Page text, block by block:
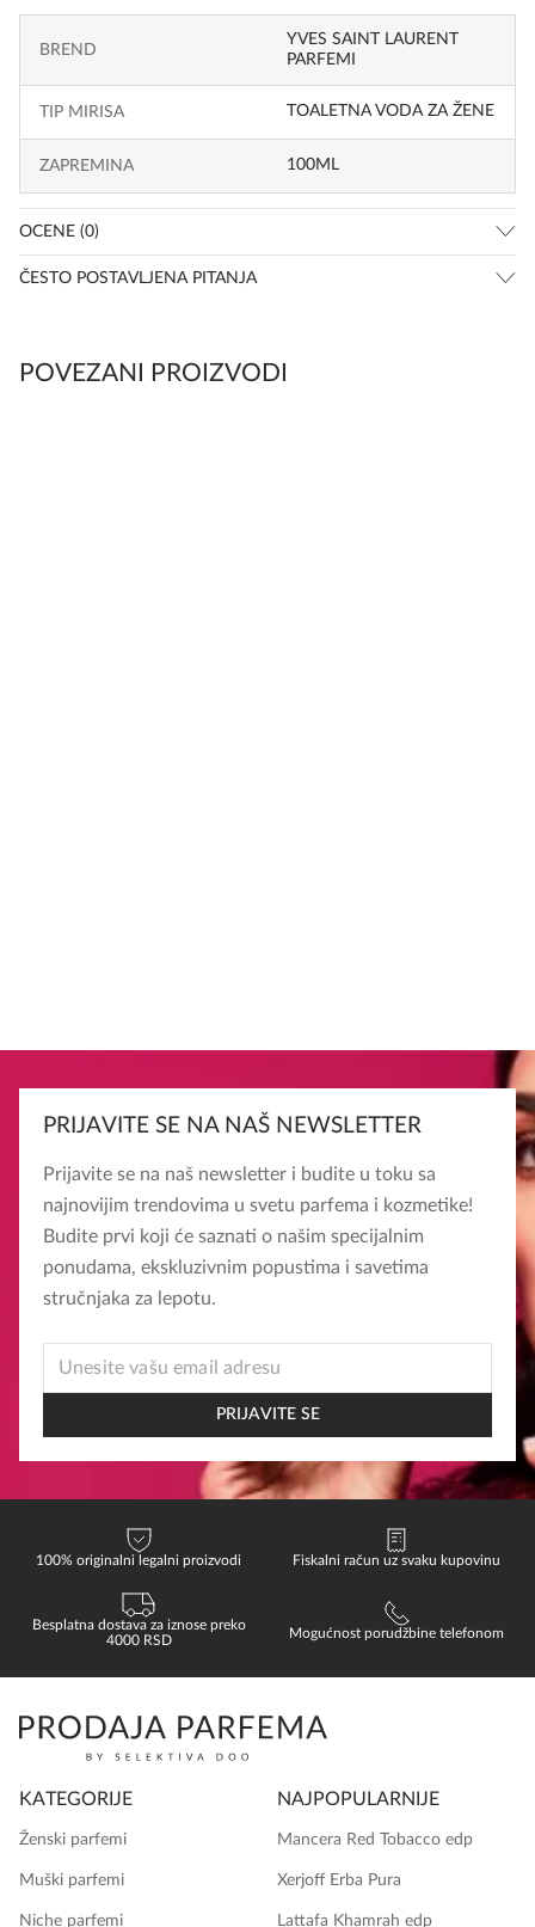
BREND
YVES SAINT LAURENT
PARFEMI
TIP MIRISA TOALETNA VODA ZA ŽENE
ZAPREMINA 100ML
OCENE (0)
ČESTO POSTAVLJENA PITANJA
POVEZANI PROIZVODI
PRIJAVITE SE NA NAŠ NEWSLETTER
Prijavite se na naš newsletter i budite u toku sa
najnovijim trendovima u svetu parfema i kozmetike!
Budite prvi koji će saznati o našim specijalnim
ponudama, ekskluzivnim popustima i savetima
stručnjaka za lepotu.
EMAIL
PRIJAVITE SE
100% originalni legalni proizvodi Fiskalni račun uz svaku kupovinu
Besplatna dostava za iznose preko
4000 RSD
Mogućnost porudžbine telefonom
KATEGORIJE
Ženski parfemi
Muški parfemi
Niche parfemi
NAJPOPULARNIJE
Mancera Red Tobacco edp
Xerjoff Erba Pura
Lattafa Khamrah edp